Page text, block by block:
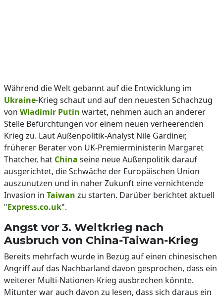
Während die Welt gebannt auf die Entwicklung im
Ukraine-Krieg schaut und auf den neuesten Schachzug
von Wladimir Putin wartet, nehmen auch an anderer
Stelle Befürchtungen vor einem neuen verheerenden
Krieg zu. Laut Außenpolitik-Analyst Nile Gardiner,
früherer Berater von UK-Premierministerin Margaret
Thatcher, hat China seine neue Außenpolitik darauf
ausgerichtet, die Schwäche der Europäischen Union
auszunutzen und in naher Zukunft eine vernichtende
Invasion in Taiwan zu starten. Darüber berichtet aktuell
"Express.co.uk".
Angst vor 3. Weltkrieg nach
Ausbruch von China-Taiwan-Krieg
Bereits mehrfach wurde in Bezug auf einen chinesischen
Angriff auf das Nachbarland davon gesprochen, dass ein
weiterer Multi-Nationen-Krieg ausbrechen könnte.
Mitunter war auch davon zu lesen, dass sich daraus ein